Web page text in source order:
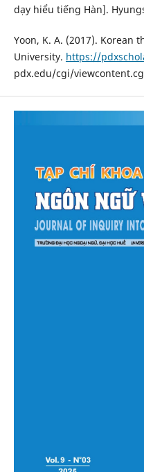
dạy hiểu tiếng Hàn].
Yoon, K. A. (2017). Korean
University. https://
pdx.edu/cgi/